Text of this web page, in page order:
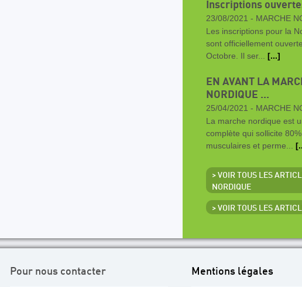
Inscriptions
23/08/2021 - MARCHE
Les inscriptions pour la
sont officiellement
Octobre. Il ser... [...]
EN AVANT LA
NORDIQUE ...
25/04/2021 - MARCHE
La marche nordique est
complète qui sollicite
musculaires et perme...
> VOIR TOUS LES
NORDIQUE
> VOIR TOUS LES
Pour nous contacter Mentions légales